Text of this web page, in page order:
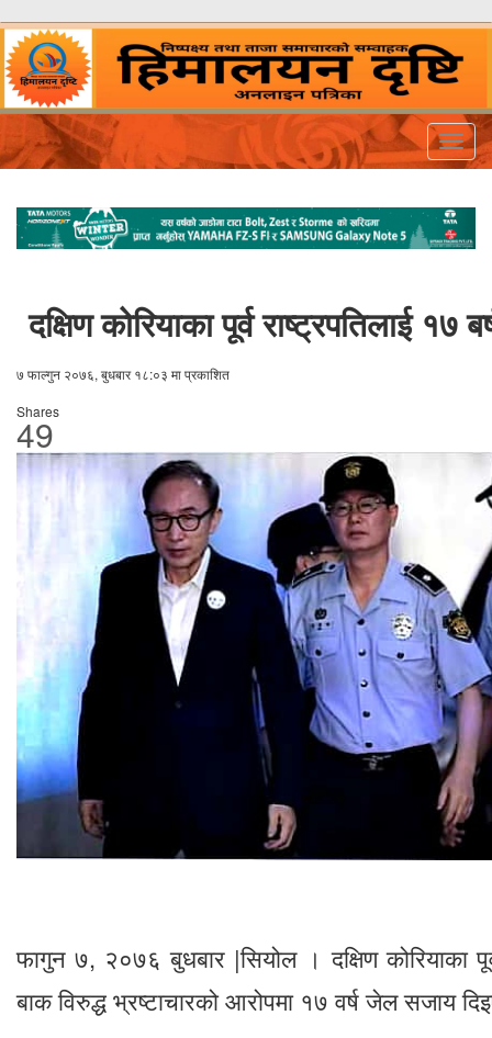
दक्षिण कोरियाका पूर्व राष्ट्रपतिलाई
७ फाल्गुन २०७६, बुधबार १८:०३ मा प्रकाशित
Shares
49
फागुन ७, २०७६ बुधबार |सियोल । दक्षिण कोरियाका
बाक विरुद्ध भ्रष्टाचारको आरोपमा १७ वर्ष जेल सजाय